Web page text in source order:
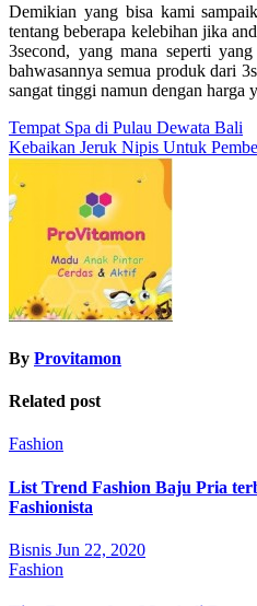
Demikian yang bisa kami
tentang beberapa kelebihan jika
3second, yang mana seperti
bahwasannya semua produk dari
sangat tinggi namun dengan harga
Post
navigation
Tempat Spa di Pulau Dewata Bali
Kebaikan Jeruk Nipis Untuk
By Provitamon
Related post
Fashion
List Trend Fashion Baju Pria
Fashionista
Bisnis Jun 22, 2020
Fashion